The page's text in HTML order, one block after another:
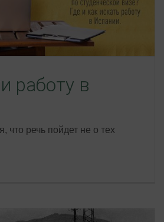
работу в
что речь пойдет не о тех